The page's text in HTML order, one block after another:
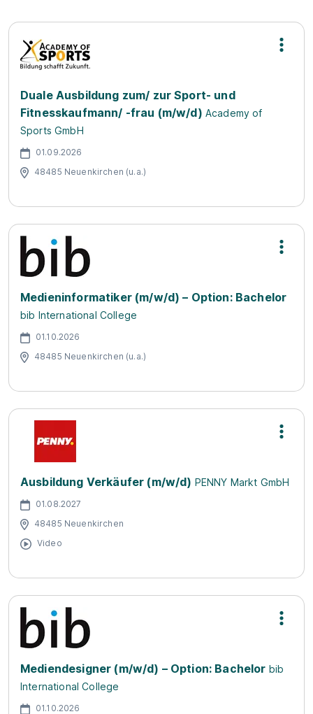
Duale Ausbildung zum/ zur Sport- und
Fitnesskaufmann/ -frau (m/w/d) Academy of
Sports GmbH
01.09.2026
48485 Neuenkirchen (u.a.)
Medieninformatiker (m/w/d) – Option: Bachelor
bib International College
01.10.2026
48485 Neuenkirchen (u.a.)
Ausbildung Verkäufer (m/w/d) PENNY Markt GmbH
01.08.2027
48485 Neuenkirchen
Video
Mediendesigner (m/w/d) – Option: Bachelor bib
International College
01.10.2026